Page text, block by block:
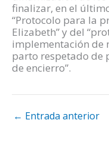
finalizar, en el
“Protocolo para la
Elizabeth” y del
implementación de
parto respetado de
de encierro”.
← Entrada anterior